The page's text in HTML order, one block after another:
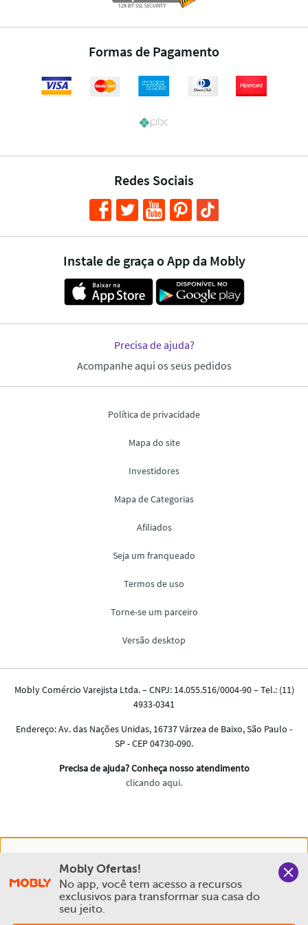
experiência na Mobly. Quando você navega no nosso site,
aceita esta condição
Política de Privacidade e Cookies
Mobly Ofertas!
No app, você tem acesso a recursos
exclusivos para transformar sua casa do
seu jeito.